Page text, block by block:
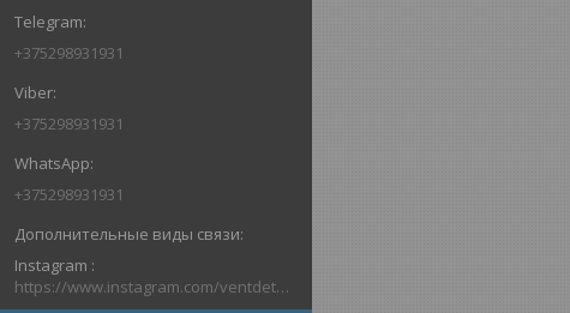
+375298931931
+375298931931
+375298931931
Instagram
https://www.instagram.com/ventdetal_grodno/